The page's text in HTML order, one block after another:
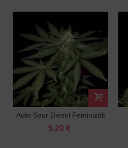
Auto Sour Diesel Feminizált
5.20 €